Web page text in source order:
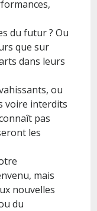
du futur ? Ou
que sur
dans leurs
ou
voire interdits
pas
les
mais
nouvelles
du